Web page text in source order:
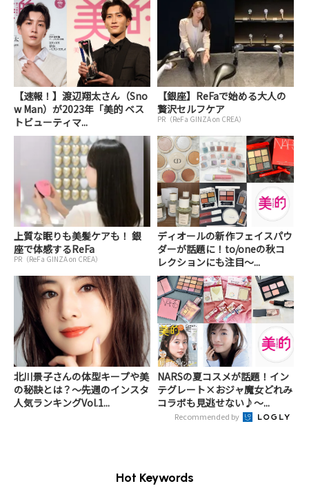
【速報！】渡辺翔太さん（Sno
w Man）が2023年「美的 ベス
トビューティマ...
【銀座】ReFaで始める大人の
贅沢セルフケア
PR（ReFa GINZA on CREA）
上質な眠りも美髪ケアも！ 銀
座で体感するReFa
PR（ReFa GINZA on CREA）
ディオールの新作フェイスパウ
ダーが話題に！to/oneの秋コ
レクションにも注目～...
北川景子さんの体型キープや美
の秘訣とは？～先週のインスタ
人気ランキングVol.1...
NARSの夏コスメが話題！イン
テグレート×おジャ魔女どれみ
コラボも見逃せない♪～...
Recommended by
Hot Keywords